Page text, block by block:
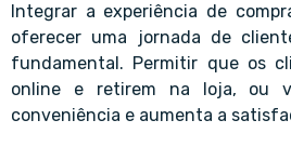
Integrar a experiência de
oferecer uma jornada de
fundamental. Permitir que os
online e retirem na loja, ou
conveniência e aumenta a